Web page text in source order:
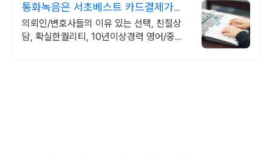
통화녹음은 서초베스트 카드결제가능
(할부가능)
의뢰인/변호사들의 이유 있는 선택, 친절상
담, 확실한퀄리티, 10년이상경력 영어/중국